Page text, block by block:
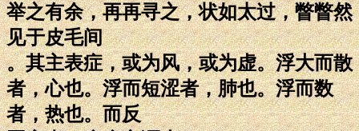
举之有余，再再寻之，状如太过，瞥瞥然
见于皮毛间
。其主表症，或为风，或为虚。浮大而散
者，心也。浮而短涩者，肺也。浮而数
者，热也。而反